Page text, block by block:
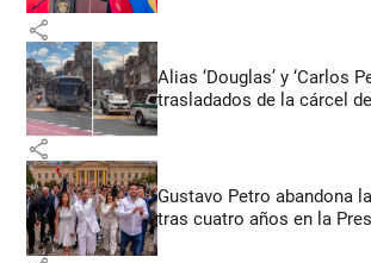
share
Alias ‘Douglas’ y ‘Carlos
trasladados de la cárcel
share
Gustavo Petro abandona
tras cuatro años en la